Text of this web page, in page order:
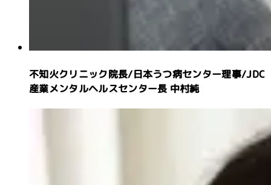
不知火クリニック院長/日本うつ病センター理事/JDC
産業メンタルヘルスセンター長 中村純